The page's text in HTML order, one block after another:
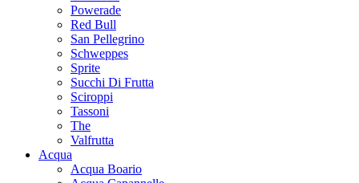
Powerade
Red Bull
San Pellegrino
Schweppes
Sprite
Succhi Di Frutta
Sciroppi
Tassoni
The
Valfrutta
Acqua
Acqua Boario